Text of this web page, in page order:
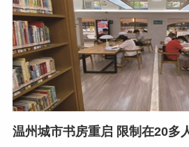
温州城市书房重启 限制在20多